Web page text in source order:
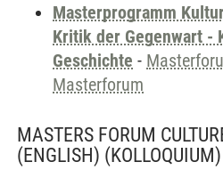
Masterprogramm
Kritik der Gegenwart -
Geschichte -
Masterforum
MASTERS FORUM
(ENGLISH) (KOLLOQUIUM)